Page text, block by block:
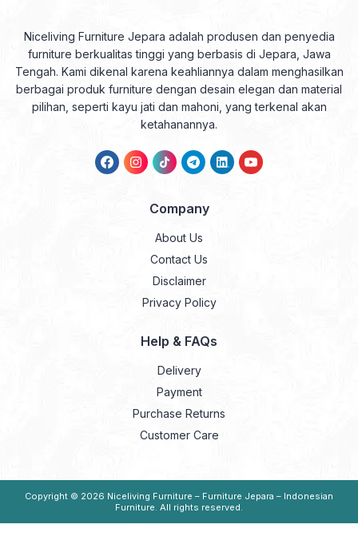
Niceliving Furniture Jepara adalah produsen dan penyedia
furniture berkualitas tinggi yang berbasis di Jepara, Jawa
Tengah. Kami dikenal karena keahliannya dalam menghasilkan
berbagai produk furniture dengan desain elegan dan material
pilihan, seperti kayu jati dan mahoni, yang terkenal akan
ketahanannya.
Company
About Us
Contact Us
Disclaimer
Privacy Policy
Help & FAQs
Delivery
Payment
Purchase Returns
Customer Care
Copyright © 2026 Niceliving Furniture – Furniture Jepara – Indonesian
Furniture. All rights reserved.